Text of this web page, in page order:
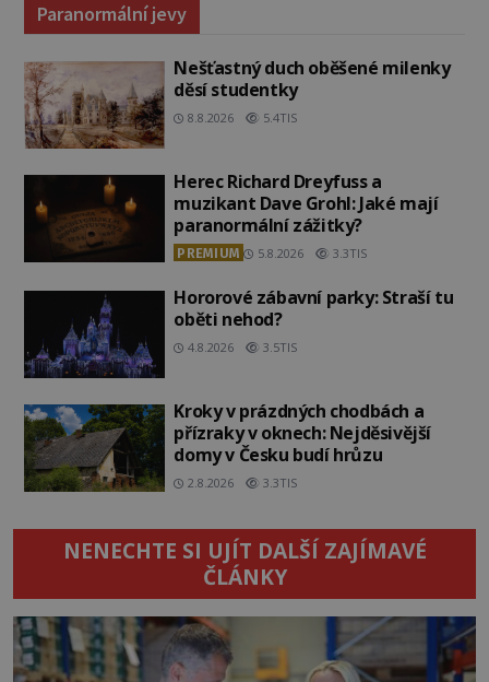
Paranormální jevy
Nešťastný duch oběšené milenky
děsí studentky
8.8.2026 5.4TIS
Herec Richard Dreyfuss a
muzikant Dave Grohl: Jaké mají
paranormální zážitky?
PREMIUM 5.8.2026 3.3TIS
Hororové zábavní parky: Straší tu
oběti nehod?
4.8.2026 3.5TIS
Kroky v prázdných chodbách a
přízraky v oknech: Nejděsivější
domy v Česku budí hrůzu
2.8.2026 3.3TIS
NENECHTE SI UJÍT DALŠÍ ZAJÍMAVÉ
ČLÁNKY